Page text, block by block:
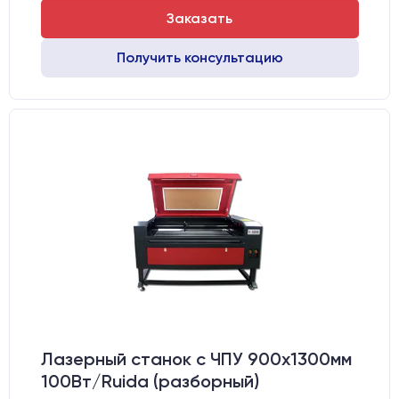
Заказать
Получить консультацию
Лазерный станок c ЧПУ 900х1300мм
100Вт/Ruida (разборный)